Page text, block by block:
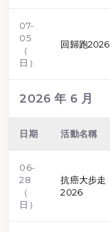
07-
05
（
日）
回歸跑2026
2026 年 6 月
日期 活動名稱
06-
28
（
日）
抗癌大步走
2026